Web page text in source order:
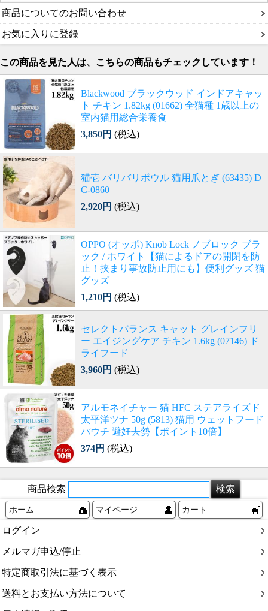
商品についてのお問い合わせ
お気に入りに登録
この商品を見た人は、こちらの商品もチェックしています！
Blackwood ブラックウッド インドアキャッ
ト チキン 1.82kg (01662) 全猫種 1歳以上の
室内猫用総合栄養食
3,850円 (税込)
猫壱 バリバリボウル 猫用爪とぎ (63435) D
C-0860
2,920円 (税込)
OPPO (オッポ) Knob Lock ノブロック ブラ
ック / ホワイト【猫によるドアの開閉を防
止！挟まり事故防止用にも】便利グッズ 猫
グッズ
1,210円 (税込)
セレクトバランス キャット グレインフリ
ー エイジングケア チキン 1.6kg (07146) ド
ライフード
3,960円 (税込)
アルモネイチャー 猫 HFC ステアライズド
太平洋ツナ 50g (5813) 猫用 ウェットフード
パウチ 避妊去勢【ポイント10倍】
374円 (税込)
商品検索
ホーム マイページ カート
ログイン
メルマガ申込/停止
特定商取引法に基づく表示
送料とお支払い方法について